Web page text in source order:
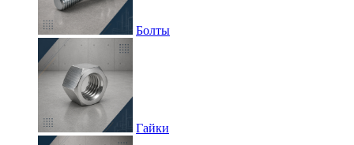
Болты
Гайки